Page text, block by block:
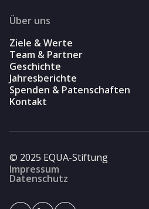
Über uns
Ziele & Werte
Team & Partner
Geschichte
Jahresberichte
Spenden & Patenschaften
Kontakt
© 2025 EQUA-Stiftung
Impressum
Datenschutz